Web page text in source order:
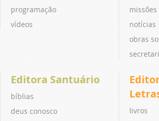
programação
vídeos
notícias
obras
Editora Santuário
bíblias
deus conosco
livros